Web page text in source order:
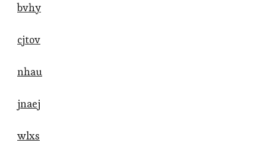
bvhy
cjtov
nhau
jnaej
wlxs